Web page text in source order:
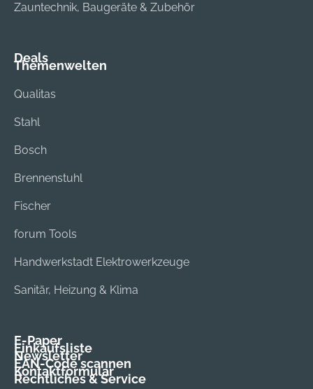
Zauntechnik, Baugeräte & Zubehör
Deals
Themenwelten
Qualitas
Stahl
Bosch
Brennenstuhl
Fischer
forum Tools
Handwerkstadt Elektrowerkzeuge
Sanitär, Heizung & Klima
E-Paper
Einkaufsliste
Newsletter
EAN-Code scannen
Kontaktformular
Rechtliches & Service